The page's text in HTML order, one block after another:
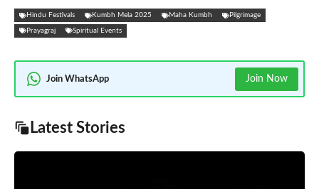
Hindu Festivals Kumbh Mela 2025 Maha Kumbh Pilgrimage
Prayagraj Spiritual Events
Join WhatsApp Join Now
Latest Stories